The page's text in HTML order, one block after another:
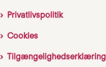
Privatlivspolitik
Cookies
Tilgængelighedserklæring